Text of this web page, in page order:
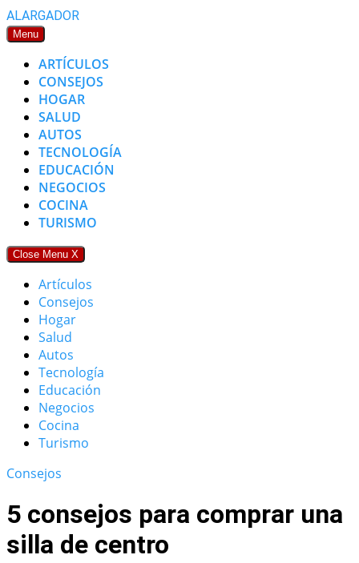
Skip
to
ALARGADOR
Menu
ARTÍCULOS
CONSEJOS
HOGAR
SALUD
AUTOS
TECNOLOGÍA
EDUCACIÓN
NEGOCIOS
COCINA
TURISMO
Close Menu X
Artículos
Consejos
Hogar
Salud
Autos
Tecnología
Educación
Negocios
Cocina
Turismo
Consejos
5 consejos para comprar una
silla de centro